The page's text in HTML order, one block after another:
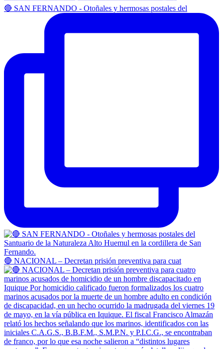
🔴 SAN FERNANDO - Otoñales y hermosas postales del
🔴 NACIONAL – Decretan prisión preventiva para cuat